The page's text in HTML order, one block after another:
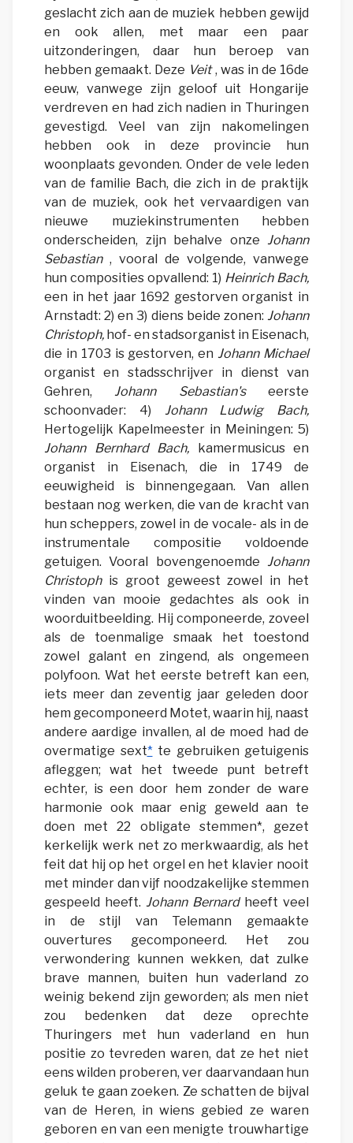
geslacht zich aan de muziek hebben gewijd
en ook allen, met maar een paar
uitzonderingen, daar hun beroep van
hebben gemaakt. Deze Veit, was in de 16de
eeuw, vanwege zijn geloof uit Hongarije
verdreven en had zich nadien in Thuringen
gevestigd. Veel van zijn nakomelingen
hebben ook in deze provincie hun
woonplaats gevonden. Onder de vele leden
van de familie Bach, die zich in de praktijk
van de muziek, ook het vervaardigen van
nieuwe muziekinstrumenten hebben
onderscheiden, zijn behalve onze Johann
Sebastian, vooral de volgende, vanwege
hun composities opvallend: 1) Heinrich Bach,
een in het jaar 1692 gestorven organist in
Arnstadt: 2) en 3) diens beide zonen: Johann
Christoph, hof- en stadsorganist in Eisenach,
die in 1703 is gestorven, enJohann Michael
organist en stadsschrijver in dienst van
Gehren,Johann Sebastian'seerste
schoonvader: 4) Johann Ludwig Bach,
Hertogelijk Kapelmeester in Meiningen: 5)
Johann Bernhard Bach, kamermusicus en
organist in Eisenach, die in 1749 de
eeuwigheid is binnengegaan. Van allen
bestaan nog werken, die van de kracht van
hun scheppers, zowel in de vocale- als in de
instrumentale compositie voldoende
getuigen. Vooral bovengenoemde Johann
Christophis groot geweest zowel in het
vinden van mooie gedachtes als ook in
woorduitbeelding. Hij componeerde, zoveel
als de toenmalige smaak het toestond
zowel galant en zingend, als ongemeen
polyfoon. Wat het eerste betreft kan een,
iets meer dan zeventig jaar geleden door
hem gecomponeerd Motet, waarin hij, naast
andere aardige invallen, al de moed had de
overmatige sext*te gebruiken getuigenis
afleggen; wat het tweede punt betreft
echter, is een door hem zonder de ware
harmonie ook maar enig geweld aan te
doen met 22 obligate stemmen*, gezet
kerkelijk werk net zo merkwaardig, als het
feit dat hij op het orgel en het klavier nooit
met minder dan vijf noodzakelijke stemmen
gespeeld heeft. Johann Bernardheeft veel
in de stijl van Telemann gemaakte
ouvertures gecomponeerd. Het zou
verwondering kunnen wekken, dat zulke
brave mannen, buiten hun vaderland zo
weinig bekend zijn geworden; als men niet
zou bedenken dat deze oprechte
Thuringers met hun vaderland en hun
positie zo tevreden waren, dat ze het niet
eens wilden proberen, ver daarvandaan hun
geluk te gaan zoeken. Ze schatten de bijval
van de Heren, in wiens gebied ze waren
geboren en van een menigte trouwhartige